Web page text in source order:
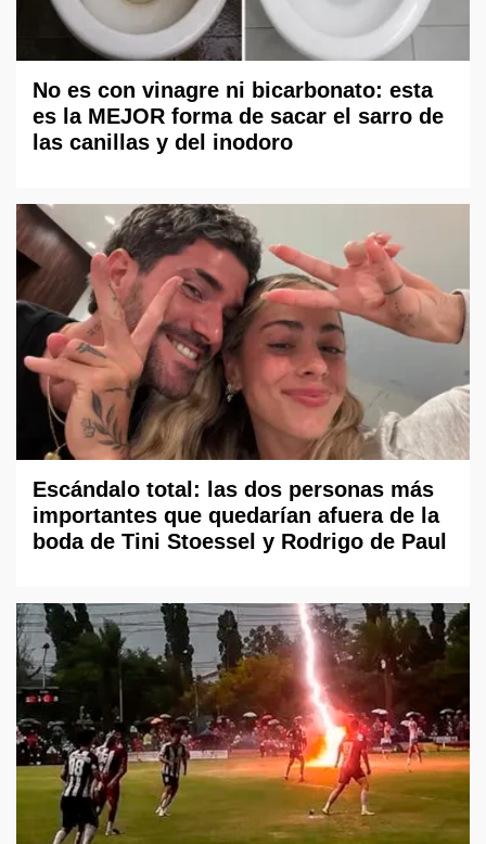
No es con vinagre ni bicarbonato: esta
es la MEJOR forma de sacar el sarro de
las canillas y del inodoro
Escándalo total: las dos personas más
importantes que quedarían afuera de la
boda de Tini Stoessel y Rodrigo de Paul